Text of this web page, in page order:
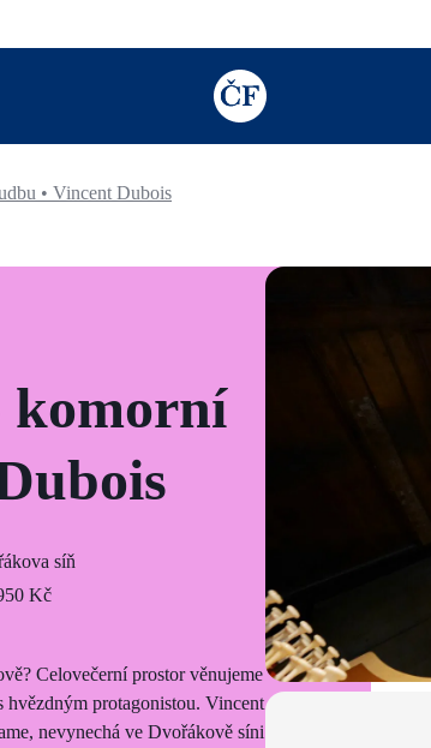
TODO: Add description for
• Vincent Dubois
komorní
síň
Kč
Celovečerní prostor věnujeme
hvězdným protagonistou. Vincent
nevynechá ve Dvořákově síni